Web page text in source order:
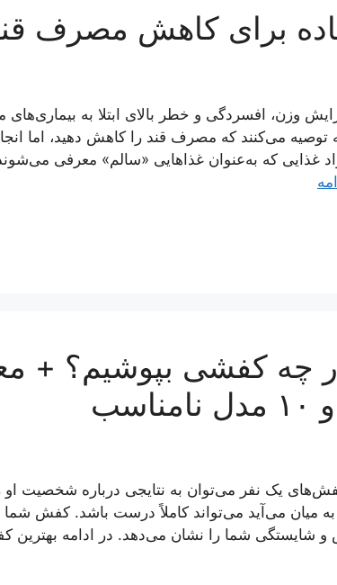
برای کاهش مصرف
وزن، افسردگی و خطر بالای ابتلا به
توصیه می‌کنند که مصرف قند را کاهش دهید، اما
غذایی که به‌عنوان غذا‌هایی «سالم» معرفی
یک نفر می‌توان به نتایجی درباره شخصیت
میان می‌آید می‌تواند کاملاً درست باشد. کفش
شایستگی شما را نشان می‌دهد. در ادامه بهترین